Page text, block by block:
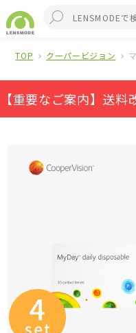
TOP クーパービジョン
【重要なご案内】送